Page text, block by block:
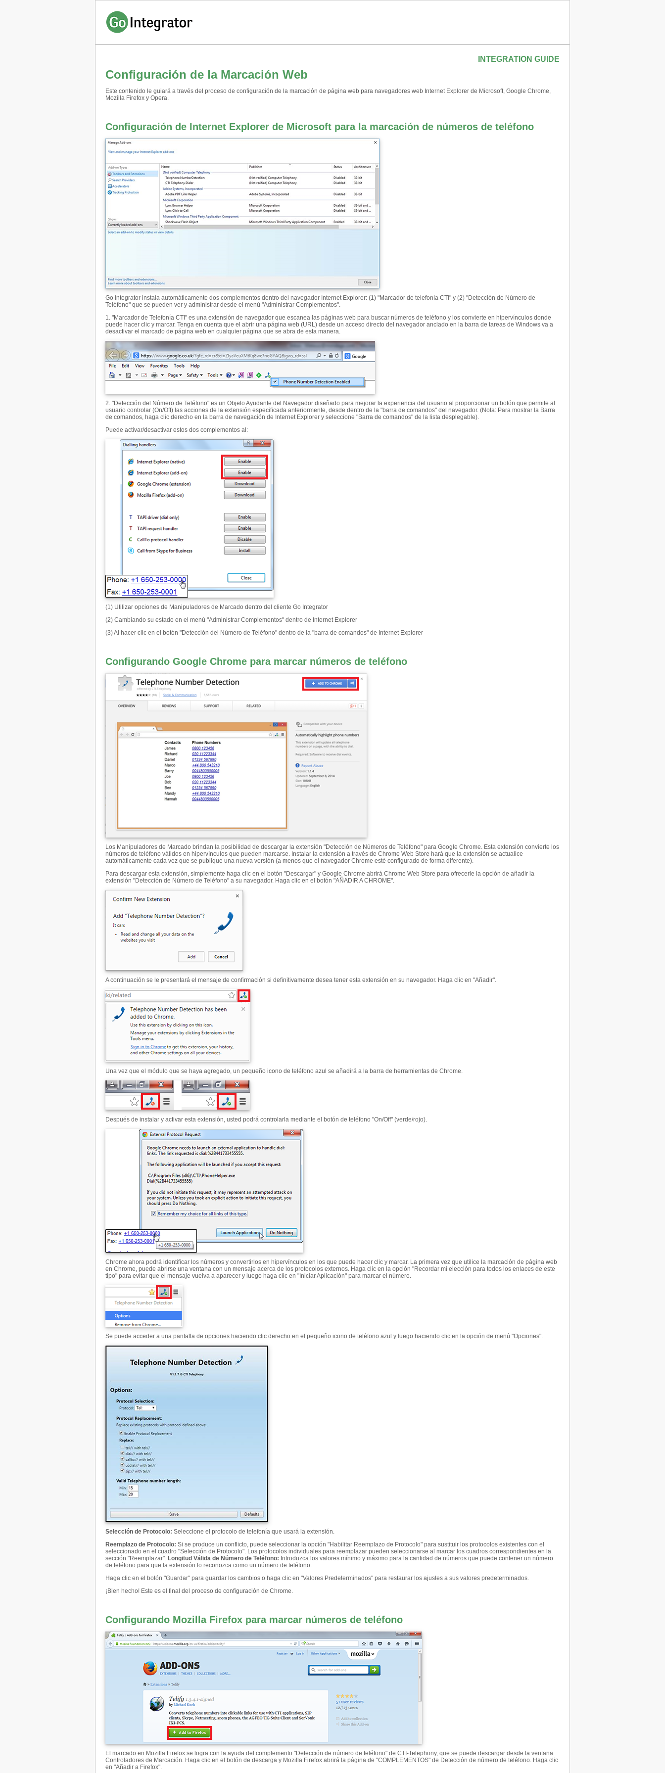
INTEGRATION GUIDE
Configuración de la Marcación Web
Este contenido le guiará a través del proceso de configuración de la marcación de página web para navegadores web Internet Explorer de Microsoft, Google Chrome,
Mozilla Firefox y Opera.
Configuración de Internet Explorer de Microsoft para la marcación de números de teléfono
Go Integrator instala automáticamente dos complementos dentro del navegador Internet Explorer: (1) "Marcador de telefonía CTI" y (2) "Detección de Número de
Teléfono" que se pueden ver y administrar desde el menú "Administrar Complementos".
1. "Marcador de Telefonía CTI" es una extensión de navegador que escanea las páginas web para buscar números de teléfono y los convierte en hipervínculos donde
puede hacer clic y marcar. Tenga en cuenta que el abrir una página web (URL) desde un acceso directo del navegador anclado en la barra de tareas de Windows va a
desactivar el marcado de página web en cualquier página que se abra de esta manera.
2. "Detección del Número de Teléfono" es un Objeto Ayudante del Navegador diseñado para mejorar la experiencia del usuario al proporcionar un botón que permite al
usuario controlar (On/Off) las acciones de la extensión especificada anteriormente, desde dentro de la "barra de comandos" del navegador. (Nota: Para mostrar la Barra
de comandos, haga clic derecho en la barra de navegación de Internet Explorer y seleccione "Barra de comandos" de la lista desplegable).
Puede activar/desactivar estos dos complementos al:
(1) Utilizar opciones de Manipuladores de Marcado dentro del cliente Go Integrator
(2) Cambiando su estado en el menú "Administrar Complementos" dentro de Internet Explorer
(3) Al hacer clic en el botón "Detección del Número de Teléfono" dentro de la "barra de comandos" de Internet Explorer
Configurando Google Chrome para marcar números de teléfono
Los Manipuladores de Marcado brindan la posibilidad de descargar la extensión "Detección de Números de Teléfono" para Google Chrome. Esta extensión convierte los
números de teléfono válidos en hipervínculos que pueden marcarse. Instalar la extensión a través de Chrome Web Store hará que la extensión se actualice
automáticamente cada vez que se publique una nueva versión (a menos que el navegador Chrome esté configurado de forma diferente).
Para descargar esta extensión, simplemente haga clic en el botón "Descargar" y Google Chrome abrirá Chrome Web Store para ofrecerle la opción de añadir la
extensión "Detección de Número de Teléfono" a su navegador. Haga clic en el botón "AÑADIR A CHROME".
A continuación se le presentará el mensaje de confirmación si definitivamente desea tener esta extensión en su navegador. Haga clic en "Añadir".
Una vez que el módulo que se haya agregado, un pequeño icono de teléfono azul se añadirá a la barra de herramientas de Chrome.
Después de instalar y activar esta extensión, usted podrá controlarla mediante el botón de teléfono "On/Off" (verde/rojo).
Chrome ahora podrá identificar los números y convertirlos en hipervínculos en los que puede hacer clic y marcar. La primera vez que utilice la marcación de página web
en Chrome, puede abrirse una ventana con un mensaje acerca de los protocolos externos. Haga clic en la opción "Recordar mi elección para todos los enlaces de este
tipo" para evitar que el mensaje vuelva a aparecer y luego haga clic en "Iniciar Aplicación" para marcar el número.
Se puede acceder a una pantalla de opciones haciendo clic derecho en el pequeño icono de teléfono azul y luego haciendo clic en la opción de menú "Opciones".
Selección de Protocolo: Seleccione el protocolo de telefonía que usará la extensión.
Reemplazo de Protocolo: Si se produce un conflicto, puede seleccionar la opción "Habilitar Reemplazo de Protocolo" para sustituir los protocolos existentes con el
seleccionado en el cuadro "Selección de Protocolo". Los protocolos individuales para reemplazar pueden seleccionarse al marcar los cuadros correspondientes en la
sección "Reemplazar". Longitud Válida de Número de Teléfono: Introduzca los valores mínimo y máximo para la cantidad de números que puede contener un número
de teléfono para que la extensión lo reconozca como un número de teléfono.
Haga clic en el botón "Guardar" para guardar los cambios o haga clic en "Valores Predeterminados" para restaurar los ajustes a sus valores predeterminados.
¡Bien hecho! Este es el final del proceso de configuración de Chrome.
Configurando Mozilla Firefox para marcar números de teléfono
El marcado en Mozilla Firefox se logra con la ayuda del complemento "Detección de número de teléfono" de CTI-Telephony, que se puede descargar desde la ventana
Controladores de Marcación. Haga clic en el botón de descarga y Mozilla Firefox abrirá la página de "COMPLEMENTOS" de Detección de número de teléfono. Haga clic
en "Añadir a Firefox".